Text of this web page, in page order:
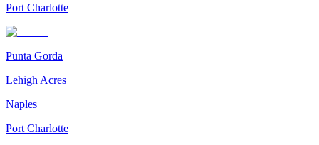
Port Charlotte
Punta Gorda
Lehigh Acres
Naples
Port Charlotte